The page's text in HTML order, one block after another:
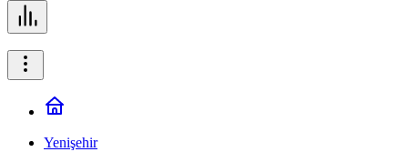
Yenişehir